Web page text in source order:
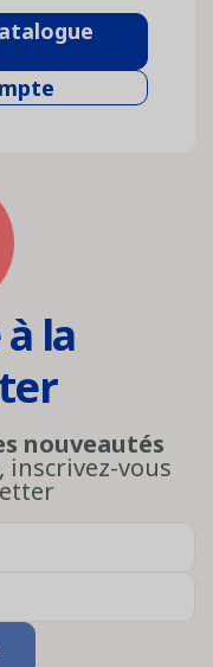
la
nouveautés
inscrivez-vous